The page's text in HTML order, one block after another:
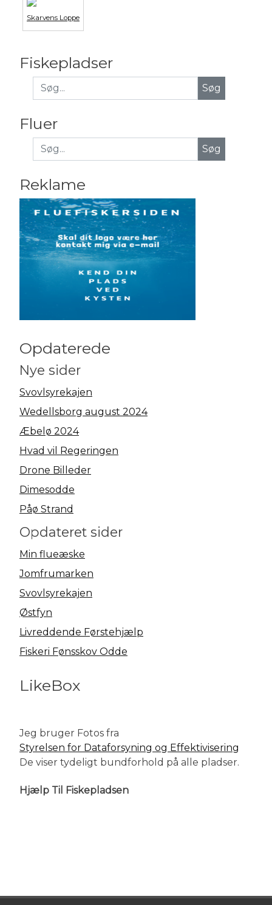
Skarvens Loppe
Fiskepladser
Fluer
Søg
Reklame
Opdaterede
Nye sider
Svovlsyrekajen
Wedellsborg august 2024
Æbelø 2024
Hvad vil Regeringen
Drone Billeder
Dimesodde
Påø Strand
Opdateret sider
Min flueæske
Jomfrumarken
Svovlsyrekajen
Østfyn
Livreddende Førstehjælp
Fiskeri Fønsskov Odde
LikeBox
Jeg bruger Fotos fra
Styrelsen for Dataforsyning og Effektivisering
De viser tydeligt bundforhold på alle pladser.
Hjælp Til Fiskepladsen